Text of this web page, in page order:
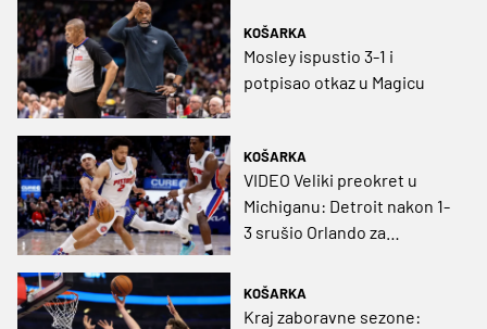
KOŠARKA
Mosley ispustio 3-1 i
potpisao otkaz u Magicu
KOŠARKA
VIDEO Veliki preokret u
Michiganu: Detroit nakon 1-
3 srušio Orlando za
KOŠARKA
Kraj zaboravne sezone: